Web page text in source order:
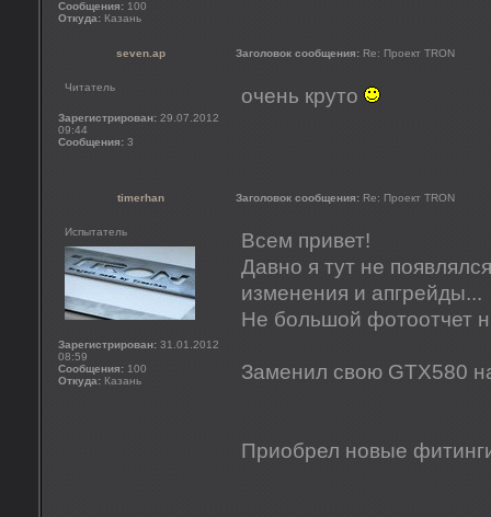
Сообщения: 100
Откуда: Казань
seven.ap Заголовок сообщения: Re: Проект TRON
Читатель
Зарегистрирован: 29.07.2012
09:44
Сообщения: 3
очень круто
timerhan Заголовок сообщения: Re: Проект TRON
Испытатель
Зарегистрирован: 31.01.2012
08:59
Сообщения: 100
Откуда: Казань
Всем привет!
Давно я тут не
изменения и апгрейды...
Не большой фотоотчет
Заменил свою GTX580
Приобрел новые